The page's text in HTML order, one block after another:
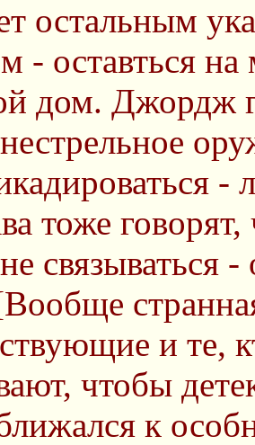
остальным
- оставться
дом. Джордж
тоже
связываться
и те,
чтобы
к